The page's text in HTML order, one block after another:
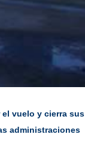
vuelo y cierra sus
administraciones